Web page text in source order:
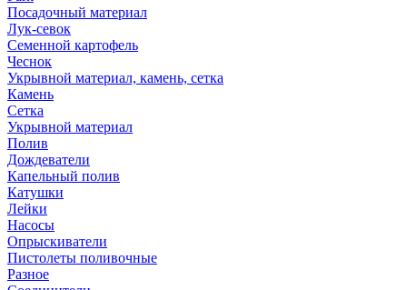
Посадочный материал
Лук-севок
Семенной картофель
Чеснок
Укрывной материал, камень, сетка
Камень
Сетка
Укрывной материал
Полив
Дождеватели
Капельный полив
Катушки
Лейки
Насосы
Опрыскиватели
Пистолеты поливочные
Разное